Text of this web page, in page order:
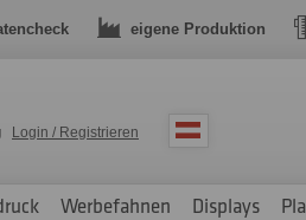
eigene Produktion
Login / Registrieren
Werbefahnen Displays